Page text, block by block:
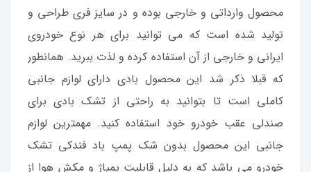
محصول وارداتی و خارجی بوده و در سایز فری طراحی و
تولید شده است که می توانید برای هر نوع خودروی
ایرانی و خارجی از آن استفاده کرده و لذت ببرید. همانطور
که قبلا ذکر شد این محصول بادی دارای لوازم جانبی
کاملی است تا بتوانید به راحتی از تشک بادی برای
صندلی عقب خودرو خود استفاده کنید. مهمترین لوازم
جانبی این محصول بدون شک پمپ باد فندکی تشک
خودرو می باشد که به دلیل قابلیت پمپاژ و مکش هوا از